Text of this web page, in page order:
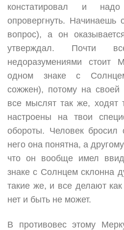
констатировал и
опровергнуть. Начинаешь
вопрос), а он
утверждал. Почти
недоразумениями стоит
одном знаке с
сожжен), потому на
все мыслят так же, ходят
настроены на твои
обороты. Человек
него она понятна, а
что он вообще имел
знаке с Солнцем склонна
такие же, и все делают
нет и быть не может.
В противовес этому